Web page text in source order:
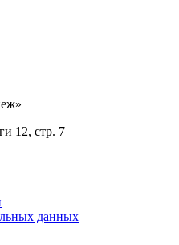
12, стр. 7
данных